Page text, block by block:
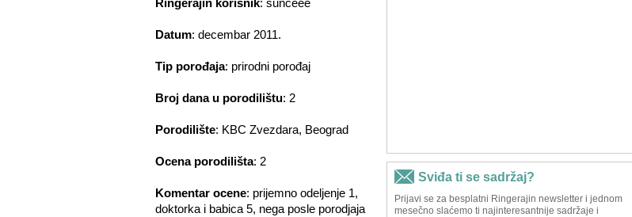
Ringerajin korisnik: sunceee
Datum: decembar 2011.
Tip porođaja: prirodni porođaj
Broj dana u porodilištu: 2
Porodilište: KBC Zvezdara, Beograd
Ocena porodilišta: 2
Komentar ocene: prijemno odeljenje 1,
doktorka i babica 5, nega posle porodjaja